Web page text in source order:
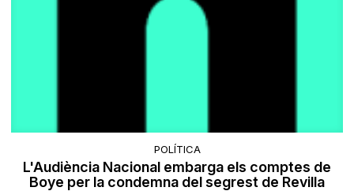
POLÍTICA
L'Audiència Nacional embarga els comptes de
Boye per la condemna del segrest de Revilla